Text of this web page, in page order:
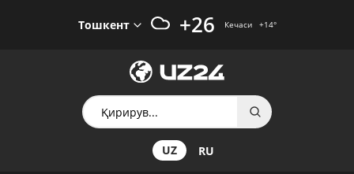
Тошкент +26 Кечаси +14°
UZ RU